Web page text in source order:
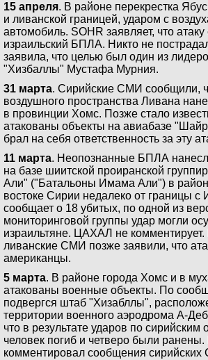
15 апреля. В районе перекрестка
и ливанской границей, ударом с
автомобиль. SOHR заявляет, что
израильский БПЛА. Никто не
заявила, что целью был один из
"Хизбаллы" Мустафа Мурния.
31 марта. Сирийские СМИ сообщили,
воздушного пространства Ливана
в провинции Хомс. Позже стало
атакованы объекты на авиабазе
брал на себя ответственность за эту
11 марта. Неопознанные БПЛА
на базе шиитской проиранской
Али" ("Батальоны Имама Али") в
востоке Сирии недалеко от границы с
сообщает о 18 убитых, по одной из
мониторинговой группы удар могли
израильтяне. ЦАХАЛ не комментирует.
ливанские СМИ позже заявили, что
американцы.
5 марта. В районе города Хомс и в
атакованы военные объекты. По
подвергся штаб "Хизабллы",
территории военного аэродрома А-
что в результате ударов по сирийским
человек погиб и четверо были
комментировал сообщения